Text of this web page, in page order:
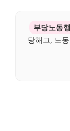
부당노동
당해고, 노